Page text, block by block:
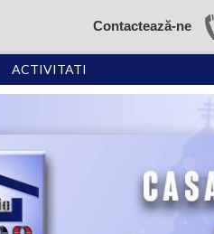
Contactează-ne
ACTIVITATI